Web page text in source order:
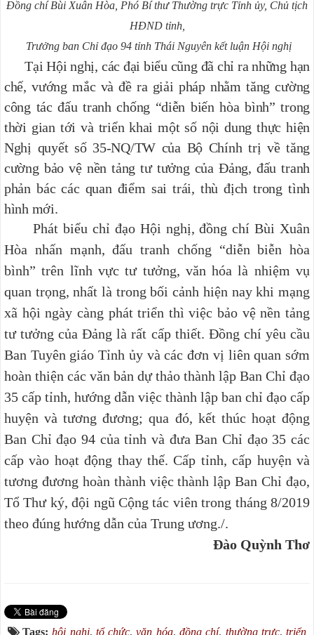
Đồng chí Bùi Xuân Hòa, Phó Bí thư Thường trực Tỉnh ủy, Chủ tịch
HĐND tỉnh,
Trưởng ban Chỉ đạo 94 tỉnh Thái Nguyên kết luận Hội nghị
Tại Hội nghị, các đại biểu cũng đã chỉ ra những hạn
chế, vướng mắc và đề ra giải pháp nhằm tăng cường
công tác đấu tranh chống “diễn biến hòa bình” trong
thời gian tới và triển khai một số nội dung thực hiện
Nghị quyết số 35-NQ/TW của Bộ Chính trị về tăng
cường bảo vệ nền tảng tư tưởng của Đảng, đấu tranh
phản bác các quan điểm sai trái, thù địch trong tình
hình mới.
Phát biểu chỉ đạo Hội nghị, đồng chí Bùi Xuân
Hòa nhấn mạnh, đấu tranh chống “diễn biễn hòa
bình” trên lĩnh vực tư tưởng, văn hóa là nhiệm vụ
quan trọng, nhất là trong bối cảnh hiện nay khi mạng
xã hội ngày càng phát triển thì việc bảo vệ nền tảng
tư tưởng của Đảng là rất cấp thiết. Đồng chí yêu cầu
Ban Tuyên giáo Tỉnh ủy và các đơn vị liên quan sớm
hoàn thiện các văn bản dự thảo thành lập Ban Chỉ đạo
35 cấp tỉnh, hướng dẫn việc thành lập ban chỉ đạo cấp
huyện và tương đương; qua đó, kết thúc hoạt động
Ban Chỉ đạo 94 của tỉnh và đưa Ban Chỉ đạo 35 các
cấp vào hoạt động thay thế. Cấp tỉnh, cấp huyện và
tương đương hoàn thành việc thành lập Ban Chỉ đạo,
Tổ Thư ký, đội ngũ Cộng tác viên trong tháng 8/2019
theo đúng hướng dẫn của Trung ương./.
Đào Quỳnh Thơ
Tags:hội nghị, tổ chức,văn hóa, đồng chí, thường trực,triển